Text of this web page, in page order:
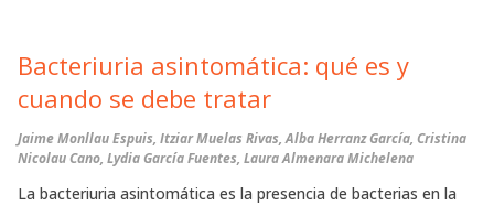
Bacteriuria asintomática: qué es y
cuando se debe tratar
Jaime Monllau Espuis, Itziar Muelas Rivas, Alba Herranz García, Cristina
Nicolau Cano, Lydia García Fuentes, Laura Almenara Michelena
La bacteriuria asintomática es la presencia de bacterias en la